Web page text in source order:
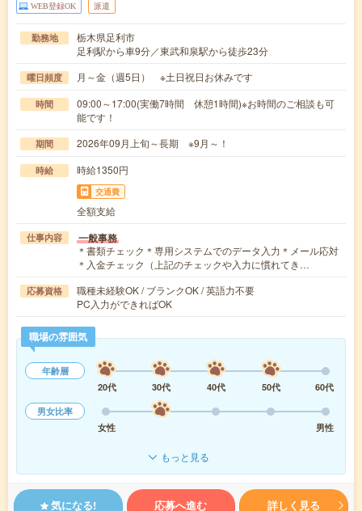
WEB登録OK 派遣
勤務地
栃木県足利市
足利駅から車9分／東武和泉駅から徒歩23分
曜日頻度 月～金（週5日） ※土日祝日お休みです
時間
09:00～17:00(実働7時間 休憩1時間)※お時間のご相談も可
能です！
期間 2026年09月上旬～長期 ※9月～！
時給 時給1350円
交通費
全額支給
仕事内容 一般事務
＊書類チェック＊専用システムでのデータ入力＊メール応対
＊入金チェック（上記のチェックや入力に慣れてき…
応募資格
職種未経験OK / ブランクOK / 英語力不要
PC入力ができればOK
職場の雰囲気
年齢層
20代
30代 40代 50代
60代
男女比率
女性
男性
もっと見る
気になる! 応募へ進む 詳しく見る